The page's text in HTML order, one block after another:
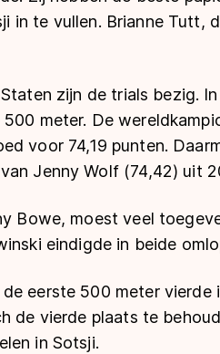
in te vullen. Brianne Tutt,
zijn de trials bezig.
meter. De
voor 74,19 punten.
Jenny Wolf (74,42) uit
Bowe, moest veel
eindigde in beide
eerste 500 meter
de vierde plaats te
in Sotsji.